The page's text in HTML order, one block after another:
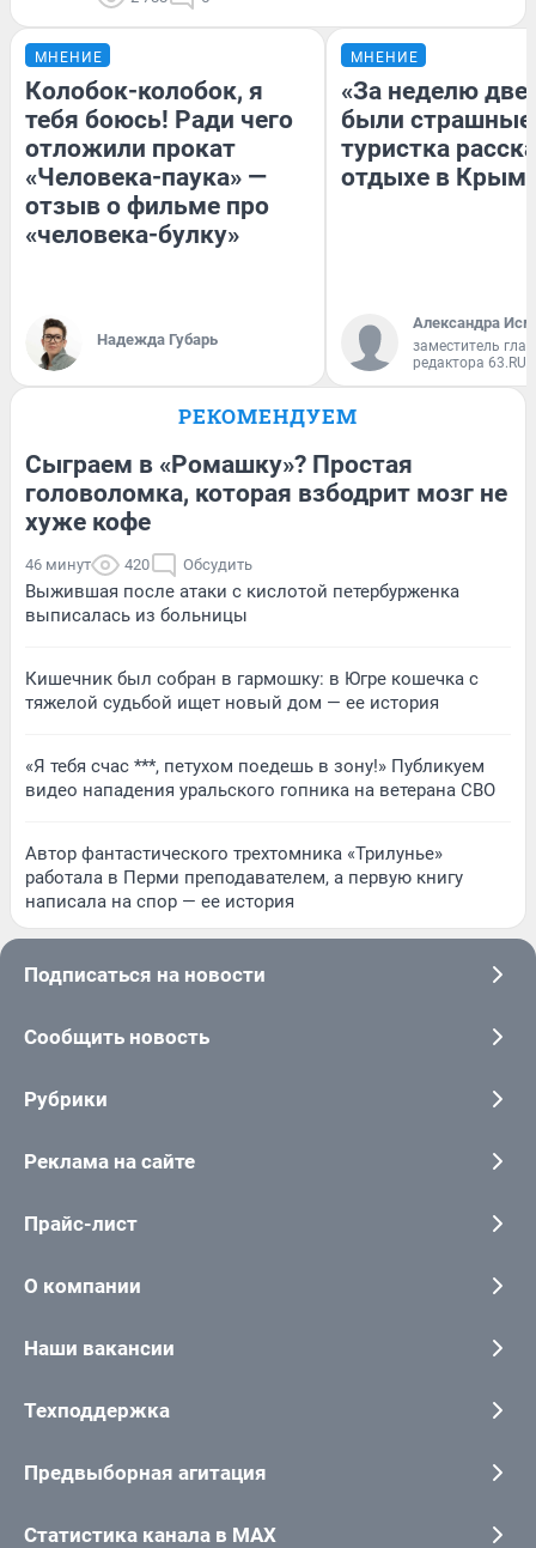
МНЕНИЕ
Колобок-колобок, я
тебя боюсь! Ради чего
отложили прокат
«Человека-паука» —
отзыв о фильме про
«человека-булку»
Надежда Губарь
МНЕНИЕ
«За неделю две
были
туристка
отдыхе в
Александра
заместитель
редактора 63.RU
РЕКОМЕНДУЕМ
Сыграем в «Ромашку»? Простая
головоломка, которая взбодрит мозг не
хуже кофе
46 минут 420 Обсудить
Выжившая после атаки с кислотой петербурженка
выписалась из больницы
Кишечник был собран в гармошку: в Югре кошечка с
тяжелой судьбой ищет новый дом — ее история
«Я тебя счас ***, петухом поедешь в зону!» Публикуем
видео нападения уральского гопника на ветерана СВО
Автор фантастического трехтомника «Трилунье»
работала в Перми преподавателем, а первую книгу
написала на спор — ее история
Подписаться на новости
Сообщить новость
Рубрики
Реклама на сайте
Прайс-лист
О компании
Наши вакансии
Техподдержка
Предвыборная агитация
Статистика канала в MAX